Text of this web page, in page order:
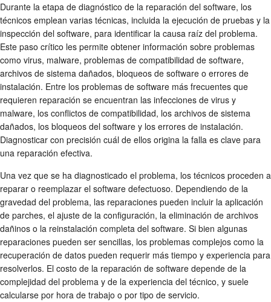
Durante la etapa de diagnóstico de la reparación del software, los
técnicos emplean varias técnicas, incluida la ejecución de pruebas y la
inspección del software, para identificar la causa raíz del problema.
Este paso crítico les permite obtener información sobre problemas
como virus, malware, problemas de compatibilidad de software,
archivos de sistema dañados, bloqueos de software o errores de
instalación. Entre los problemas de software más frecuentes que
requieren reparación se encuentran las infecciones de virus y
malware, los conflictos de compatibilidad, los archivos de sistema
dañados, los bloqueos del software y los errores de instalación.
Diagnosticar con precisión cuál de ellos origina la falla es clave para
una reparación efectiva.
Una vez que se ha diagnosticado el problema, los técnicos proceden a
reparar o reemplazar el software defectuoso. Dependiendo de la
gravedad del problema, las reparaciones pueden incluir la aplicación
de parches, el ajuste de la configuración, la eliminación de archivos
dañinos o la reinstalación completa del software. Si bien algunas
reparaciones pueden ser sencillas, los problemas complejos como la
recuperación de datos pueden requerir más tiempo y experiencia para
resolverlos. El costo de la reparación de software depende de la
complejidad del problema y de la experiencia del técnico, y suele
calcularse por hora de trabajo o por tipo de servicio.